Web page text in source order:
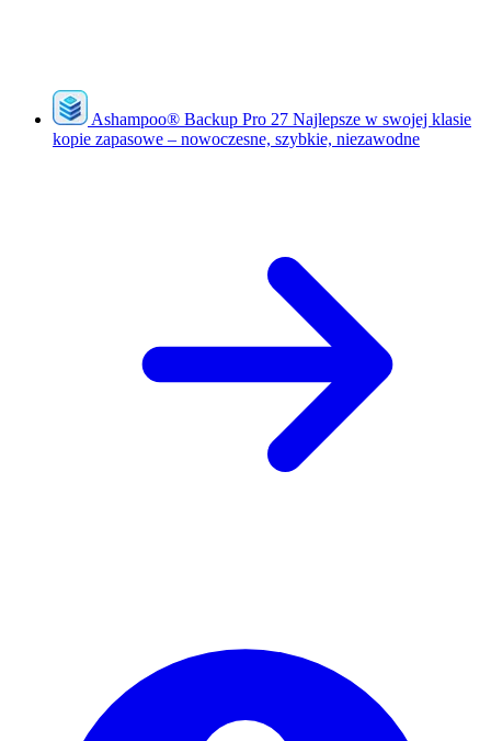
Ashampoo® Backup Pro 27 Najlepsze w swojej klasie
kopie zapasowe – nowoczesne, szybkie, niezawodne